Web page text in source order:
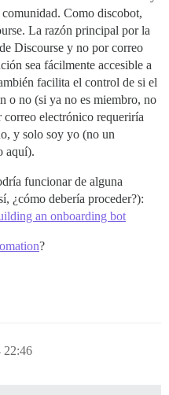
Como discobot,
La razón principal por la
Discourse y no por correo
sea fácilmente accesible a
facilita el control de si el
o no (si ya no es miembro, no
electrónico requeriría
y solo soy yo (no un
aquí).
funcionar de alguna
¿cómo debería proceder?):
an onboarding bot
?
22:46